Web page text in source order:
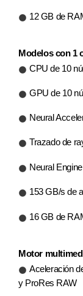
12 GB de
Modelos con 1
CPU de 10
GPU de 10
Neural
Trazado de
Neural
153 GB/s de
16 GB de
Motor
Aceleración
y ProRes RAW